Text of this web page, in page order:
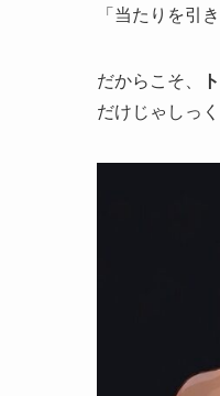
「当たりを引
だからこそ、
だけじゃしっ